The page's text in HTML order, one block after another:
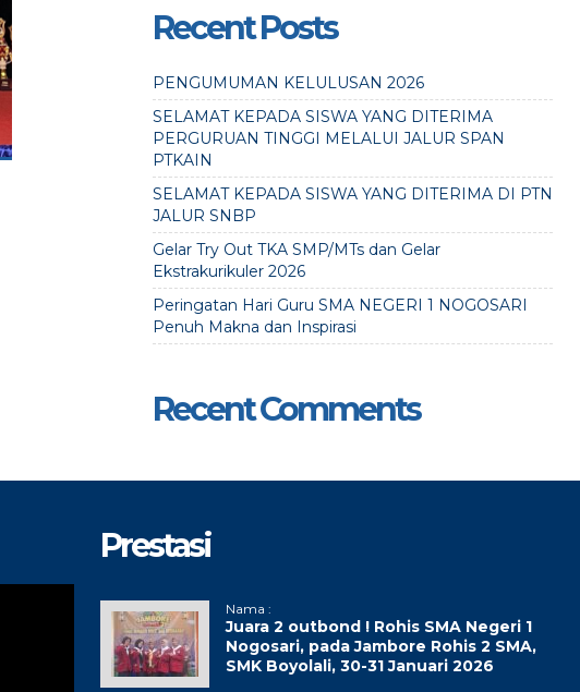
Recent Posts
PENGUMUMAN KELULUSAN 2026
SELAMAT KEPADA SISWA YANG DITERIMA
PERGURUAN TINGGI MELALUI JALUR SPAN
PTKAIN
SELAMAT KEPADA SISWA YANG DITERIMA DI PTN
JALUR SNBP
Gelar Try Out TKA SMP/MTs dan Gelar
Ekstrakurikuler 2026
Peringatan Hari Guru SMA NEGERI 1 NOGOSARI
Penuh Makna dan Inspirasi
Recent Comments
Prestasi
Nama :
Juara 2 outbond ! Rohis SMA Negeri 1
Nogosari, pada Jambore Rohis 2 SMA,
SMK Boyolali, 30-31 Januari 2026